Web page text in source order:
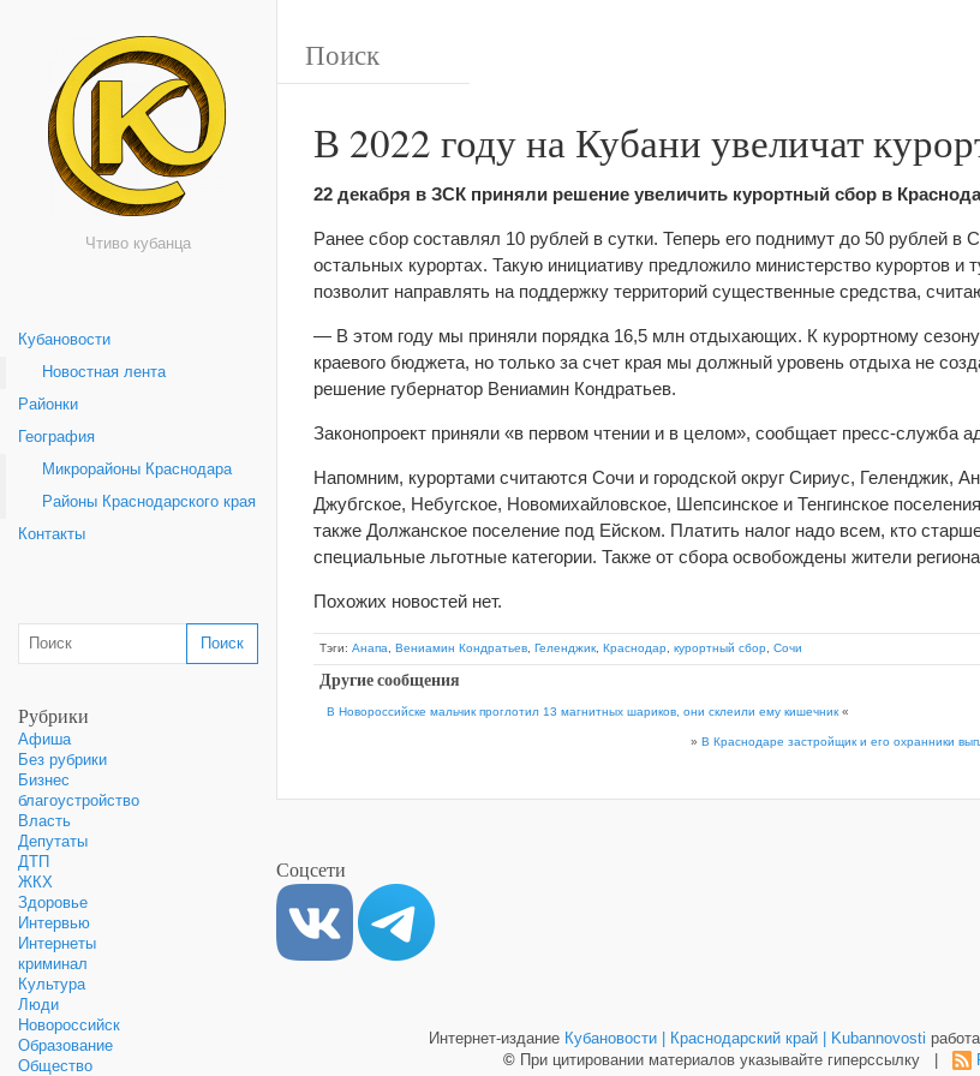
Чтиво кубанца
Кубановости
Новостная лента
Районки
География
Микрорайоны Краснодара
Районы Краснодарского края
Контакты
Рубрики
Афиша
Без рубрики
Бизнес
благоустройство
Власть
Депутаты
ДТП
ЖКХ
Здоровье
Интервью
Интернеты
криминал
Культура
Люди
Новороссийск
Образование
Общество
В 2022 году на Кубани увеличат
22 декабря в ЗСК приняли решение увеличить курортный сбор в
Ранее сбор составлял 10 рублей в сутки. Теперь его поднимут до 50 рублей в
остальных курортах. Такую инициативу предложило министерство курортов и
позволит направлять на поддержку территорий существенные средства,
— В этом году мы приняли порядка 16,5 млн отдыхающих. К курортному сезону
краевого бюджета, но только за счет края мы должный уровень отдыха не
решение губернатор Вениамин Кондратьев.
Законопроект приняли «в первом чтении и в целом», сообщает пресс-служба
Напомним, курортами считаются Сочи и городской округ Сириус, Геленджик,
Джубгское, Небугское, Новомихайловское, Шепсинское и Тенгинское
также Должанское поселение под Ейском. Платить налог надо всем, кто
специальные льготные категории. Также от сбора освобождены жители
Похожих новостей нет.
Тэги: Анапа Вениамин Кондратьев Геленджик Краснодар курортный сбор Сочи
Другие сообщения
В Новороссийске мальчик проглотил 13 магнитных шариков, они склеили ему кишечник «
» В Краснодаре застройщик и его охранники
Соцсети
Интернет-издание Кубановости | Краснодарский край | Kubannovosti
© При цитировании материалов указывайте гиперссылку |